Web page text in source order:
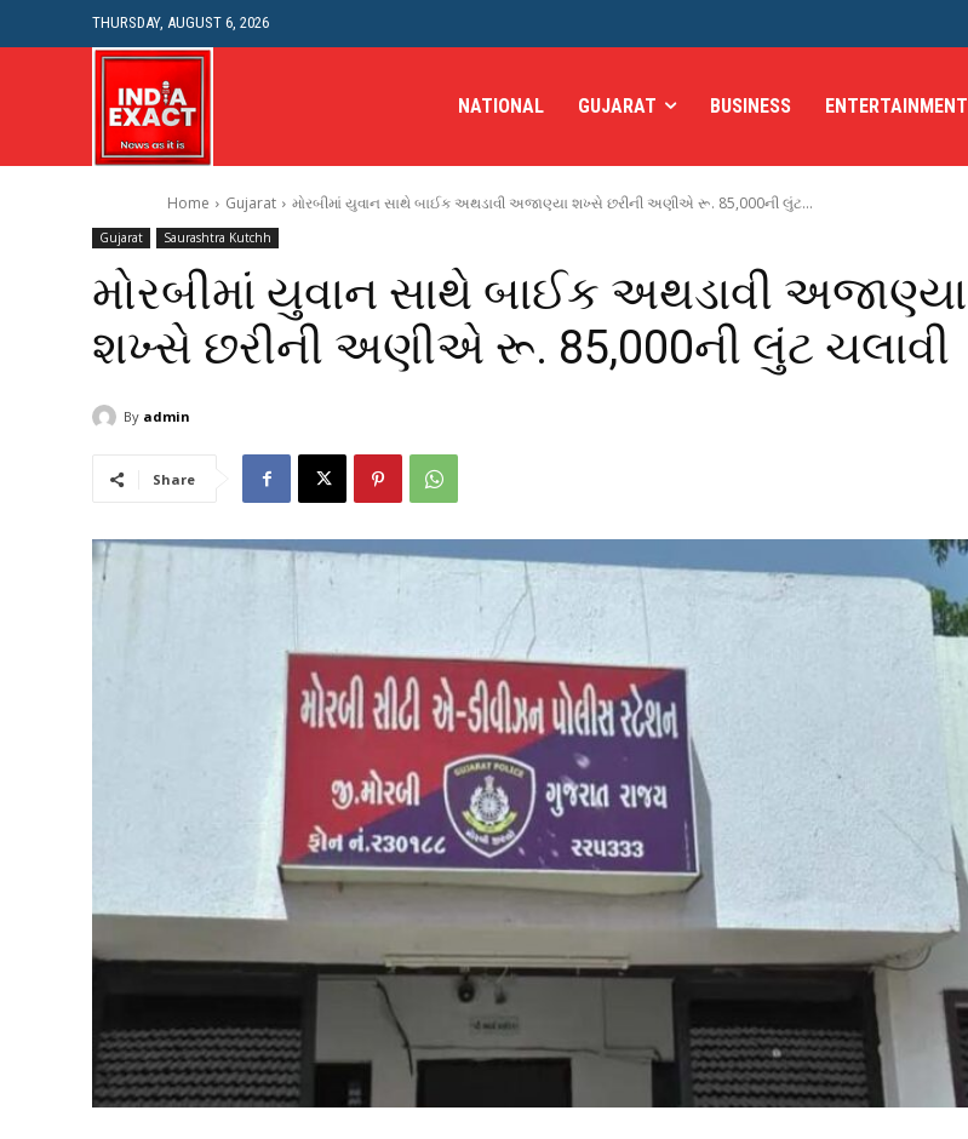
THURSDAY, AUGUST 6, 2026
NATIONAL GUJARAT BUSINESS ENTERTAINMENT
Home Gujarat મોરબીમાં યુવાન સાથે બાઈક અથડાવી અજાણ્યા શખ્સે છરીની અણીએ રૂ. 85,000ની લુંટ...
Gujarat Saurashtra Kutchh
મોરબીમાં યુવાન સાથે બાઈક અથડાવી અજાણ્યા
શખ્સે છરીની અણીએ રૂ. 85,000ની લુંટ ચલાવી
By admin
Share